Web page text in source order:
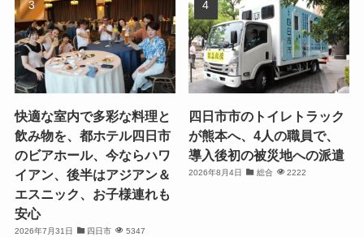
快適な室内で多彩な料理と
飲み物を、都ホテル四日市
のビアホール、今ならハワ
イアン、後半はアジアン＆
エスニック、お子様連れも
安心
2026年7月31日 四日市 5347
四日市市のトイレトラック
が熊本へ、4人の職員で、
導入後初の被災地への派遣
2026年8月4日 総合 2222